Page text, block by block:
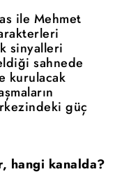
ile Mehmet
sinyalleri
sahnede
kurulacak
güç
hangi kanalda?